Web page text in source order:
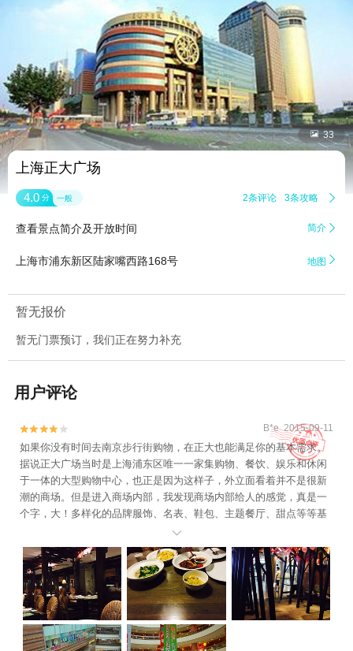
 33
上海正大广场
4.0 分 一般 2条评论 3条攻略 
查看景点简介及开放时间 简介 
上海市浦东新区陆家嘴西路168号 地图 
暂无报价
暂无门票预订，我们正在努力补充
用户评论

 B*e 2015-09-11
如果你没有时间去南京步行街购物，在正大也能满足你的基本需求。
据说正大广场当时是上海浦东区唯一一家集购物、餐饮、娱乐和休闲
于一体的大型购物中心，也正是因为这样子，外立面看着并不是很新
潮的商场。但是进入商场内部，我发现商场内部给人的感觉，真是一
个字，大！多样化的品牌服饰、名表、鞋包、主题餐厅、甜点等等基
本都有，电影院、电玩城也是有的。
